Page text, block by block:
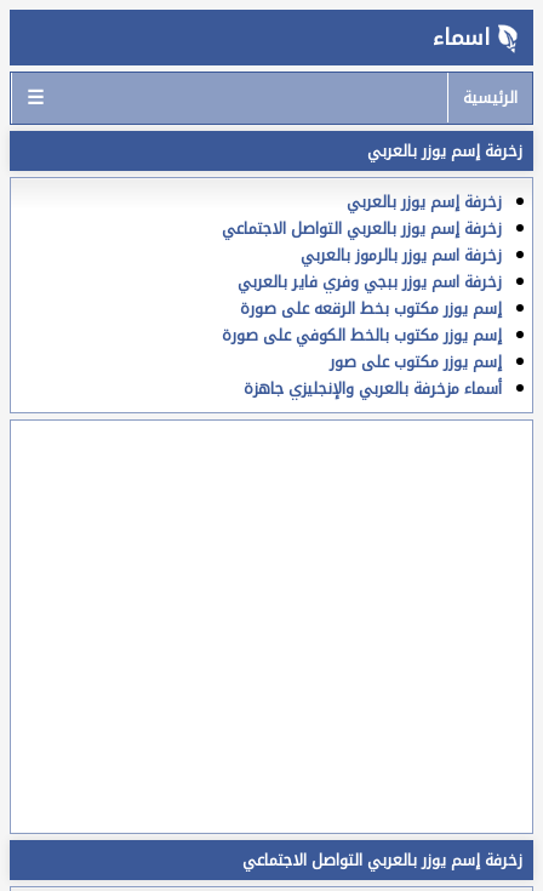
اسماء
الرئيسية ☰
زخرفة إسم يوزر بالعربي
زخرفة إسم يوزر بالعربي
زخرفة إسم يوزر بالعربي التواصل الاجتماعي
زخرفة اسم يوزر بالرموز بالعربي
زخرفة اسم يوزر ببجي وفري فاير بالعربي
إسم يوزر مكتوب بخط الرقعه على صورة
إسم يوزر مكتوب بالخط الكوفي على صورة
إسم يوزر مكتوب على صور
أسماء مزخرفة بالعربي والإنجليزي جاهزة
زخرفة إسم يوزر بالعربي التواصل الاجتماعي